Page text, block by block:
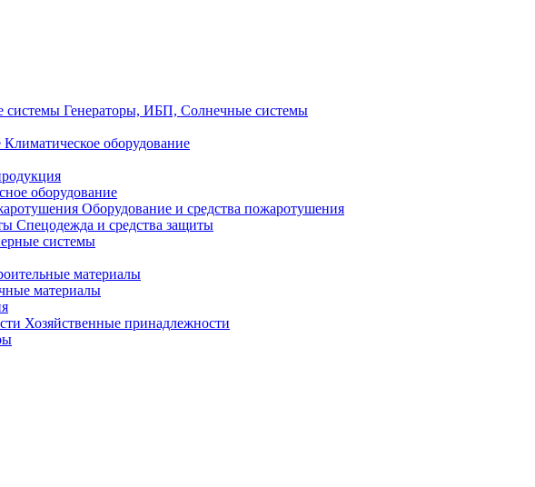
Генераторы, ИБП, Солнечные системы
Климатическое оборудование
оборудование
Оборудование и средства пожаротушения
Спецодежда и средства защиты
системы
материалы
материалы
Хозяйственные принадлежности